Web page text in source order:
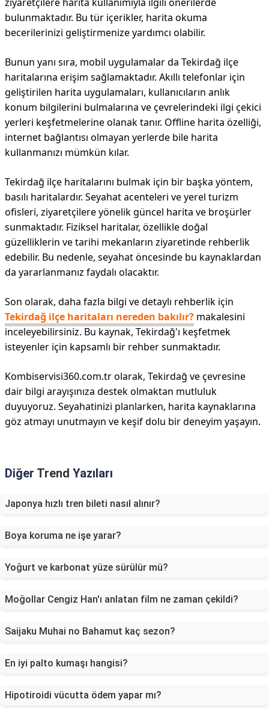
bulunmaktadır. Bu tür içerikler, harita okuma
becerilerinizi geliştirmenize yardımcı olabilir.
Bunun yanı sıra, mobil uygulamalar da Tekirdağ ilçe
haritalarına erişim sağlamaktadır. Akıllı telefonlar için
geliştirilen harita uygulamaları, kullanıcıların anlık
konum bilgilerini bulmalarına ve çevrelerindeki ilgi çekici
yerleri keşfetmelerine olanak tanır. Offline harita özelliği,
internet bağlantısı olmayan yerlerde bile harita
kullanmanızı mümkün kılar.
Tekirdağ ilçe haritalarını bulmak için bir başka yöntem,
basılı haritalardır. Seyahat acenteleri ve yerel turizm
ofisleri, ziyaretçilere yönelik güncel harita ve broşürler
sunmaktadır. Fiziksel haritalar, özellikle doğal
güzelliklerin ve tarihi mekanların ziyaretinde rehberlik
edebilir. Bu nedenle, seyahat öncesinde bu kaynaklardan
da yararlanmanız faydalı olacaktır.
Son olarak, daha fazla bilgi ve detaylı rehberlik için
Tekirdağ ilçe haritaları nereden bakılır? makalesini
inceleyebilirsiniz. Bu kaynak, Tekirdağ'ı keşfetmek
isteyenler için kapsamlı bir rehber sunmaktadır.
Kombiservisi360.com.tr olarak, Tekirdağ ve çevresine
dair bilgi arayışınıza destek olmaktan mutluluk
duyuyoruz. Seyahatinizi planlarken, harita kaynaklarına
göz atmayı unutmayın ve keşif dolu bir deneyim yaşayın.
Diğer Trend Yazıları
Japonya hızlı tren bileti nasıl alınır?
Boya koruma ne işe yarar?
Yoğurt ve karbonat yüze sürülür mü?
Moğollar Cengiz Han'ı anlatan film ne zaman çekildi?
Saijaku Muhai no Bahamut kaç sezon?
En iyi palto kumaşı hangisi?
Hipotiroidi vücutta ödem yapar mı?